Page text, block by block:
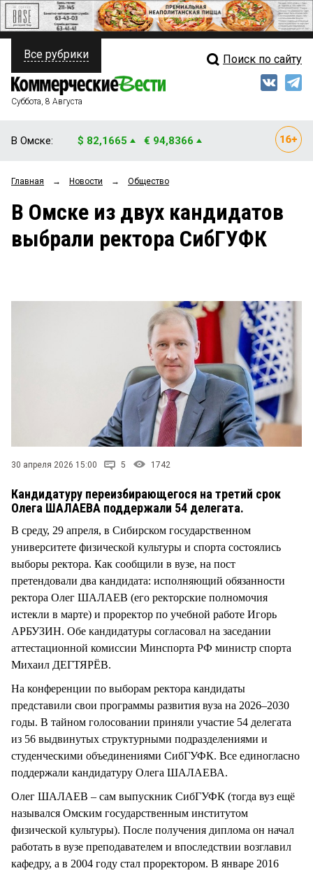
ПОЛИТИКА
ФИНАНСЫ
ОБЩЕСТВО
ЗАКОН
НОВОСТИ КОМПАНИЙ
Свежий выпуск
Рейтинги
Блоги
Все рубрики Поиск по сайту
Суббота, 8 Августа
В Омске: $ 82,1665 € 94,8366
Главная → Новости → Общество
В Омске из двух кандидатов
выбрали ректора СибГУФК
30 апреля 2026 15:00 5 1742
Кандидатуру переизбирающегося на третий срок
Олега ШАЛАЕВА поддержали 54 делегата.
В среду, 29 апреля, в Сибирском государственном
университете физической культуры и спорта состоялись
выборы ректора. Как сообщили в вузе, на пост
претендовали два кандидата: исполняющий обязанности
ректора Олег ШАЛАЕВ (его ректорские полномочия
истекли в марте) и проректор по учебной работе Игорь
АРБУЗИН. Обе кандидатуры согласовал на заседании
аттестационной комиссии Минспорта РФ министр спорта
Михаил ДЕГТЯРЁВ.
На конференции по выборам ректора кандидаты
представили свои программы развития вуза на 2026–2030
годы. В тайном голосовании приняли участие 54 делегата
из 56 выдвинутых структурными подразделениями и
студенческими объединениями СибГУФК. Все единогласно
поддержали кандидатуру Олега ШАЛАЕВА.
Олег ШАЛАЕВ – сам выпускник СибГУФК (тогда вуз ещё
назывался Омским государственным институтом
физической культуры). После получения диплома он начал
работать в вузе преподавателем и впоследствии возглавил
кафедру, а в 2004 году стал проректором. В январе 2016